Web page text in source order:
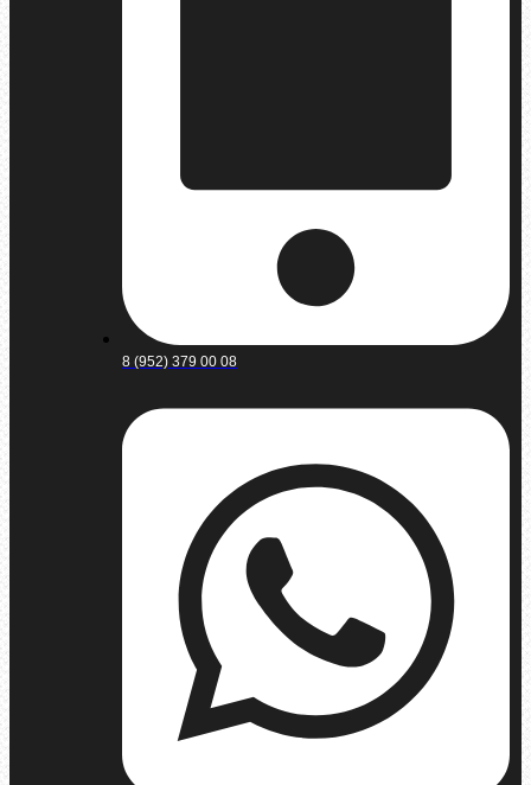
8 (952) 379 00 08